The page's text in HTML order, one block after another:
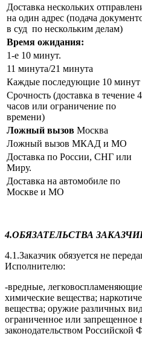
Доставка нескольких
на один адрес (подача
в суд по нескольким делам)
Время ожидания:
1-е 10 минут.
11 минута/21 минута
Каждые последующие 10 минут
Срочность (доставка в течение 4
часов или ограничение по
времени)
Ложный вызов Москва
Ложный вызов МКАД и МО
Доставка по России, СНГ или
Миру.
Доставка на автомобиле по
Москве и МО
4.ОБЯЗАТЕЛЬСТВА
4.1.Заказчик обязуется не
Исполнителю:
-вредные,
химические вещества;
вещества; оружие различных
ограниченное или запрещенное
законодательством Российской